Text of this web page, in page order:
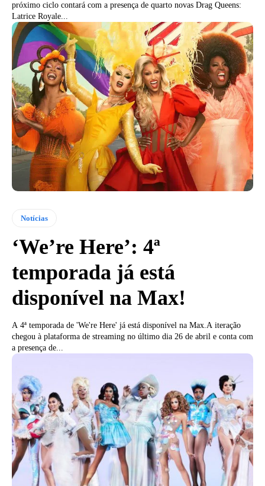
próximo ciclo contará com a presença de quarto novas Drag Queens:
Latrice Royale...
Notícias
‘We’re Here’: 4ª
temporada já está
disponível na Max!
A 4ª temporada de 'We're Here' já está disponível na Max.A iteração
chegou à plataforma de streaming no último dia 26 de abril e conta com
a presença de...